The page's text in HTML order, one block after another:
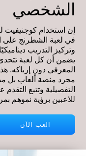
الشخصي
إن استخدام كوجنيفيت
في لعبة الشطرنج على
وتركيز التدريب
يضمن أن كل لعبة
مجرد منصة ألعاب بل
التفصيلية وتتبع
للاعبين برؤية نموهم
العب الآن